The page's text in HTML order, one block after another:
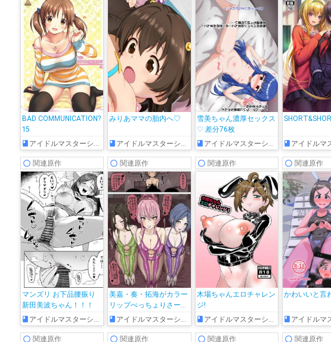
BAD COMMUNICATION?
15
アイドルマスターシンデレラガールズ
みりあママの胎内へ♡
アイドルマスターシンデレラガールズ
雪美ちゃん濃厚セックス
♡ 差分76枚
アイドルマスターシンデレラガールズ
アイドルマスターシン
関連原作
マンズリ お下品腰振り
新田美波ちゃん！！！
アイドルマスターシンデレラガールズ
関連原作
美嘉・奏・拓海がカラー
リップべっちょりさーび
す♥アイドルマスターシンデレラガールズ
関連原作
木場ちゃんエロチャレン
ジ!
アイドルマスターシンデレラガールズ
関連原作
かわいいと言
アイドルマスターシン
関連原作 関連原作 関連原作 関連原作